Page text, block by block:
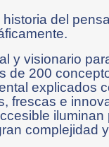
del
y visionario
de 200
explicados
frescas e
iluminan
complejidad